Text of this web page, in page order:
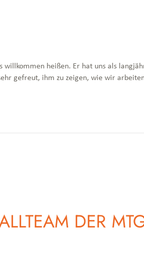
heißen. Er hat uns als
gefreut, ihm zu zeigen, wie wir
DER